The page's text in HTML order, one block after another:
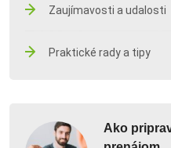
Zaujímavosti a udalosti
Praktické rady a tipy
Ako